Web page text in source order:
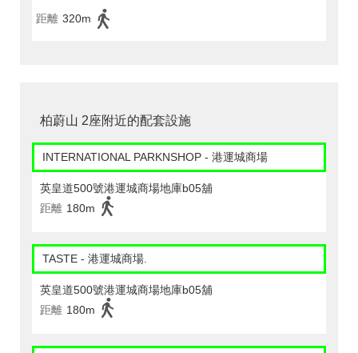
距離 320m
柏蔚山 2座附近的配套設施
INTERNATIONAL PARKNSHOP - 港運城商場
英皇道500號港運城商場地庫b05舖
距離 180m
TASTE - 港運城商場.
英皇道500號港運城商場地庫b05舖
距離 180m